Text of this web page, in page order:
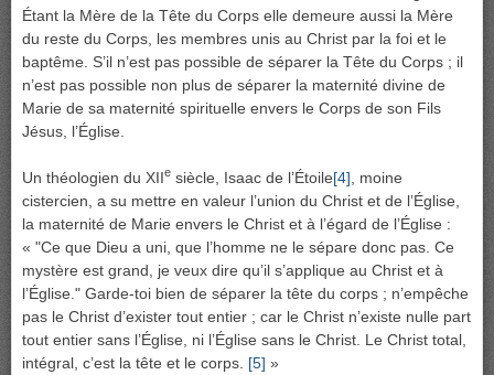
Étant la Mère de la Tête du Corps elle demeure aussi la Mère
du reste du Corps, les membres unis au Christ par la foi et le
baptême. S’il n’est pas possible de séparer la Tête du Corps ; il
n’est pas possible non plus de séparer la maternité divine de
Marie de sa maternité spirituelle envers le Corps de son Fils
Jésus, l’Église.
Un théologien du XIIe siècle, Isaac de l’Étoile[4] , moine
cistercien, a su mettre en valeur l’union du Christ et de l’Église,
la maternité de Marie envers le Christ et à l’égard de l’Église :
« ʺCe que Dieu a uni, que l’homme ne le sépare donc pas. Ce
mystère est grand, je veux dire qu’il s’applique au Christ et à
l’Église.ʺ Garde-toi bien de séparer la tête du corps ; n’empêche
pas le Christ d’exister tout entier ; car le Christ n’existe nulle part
tout entier sans l’Église, ni l’Église sans le Christ. Le Christ total,
intégral, c’est la tête et le corps. [5] »